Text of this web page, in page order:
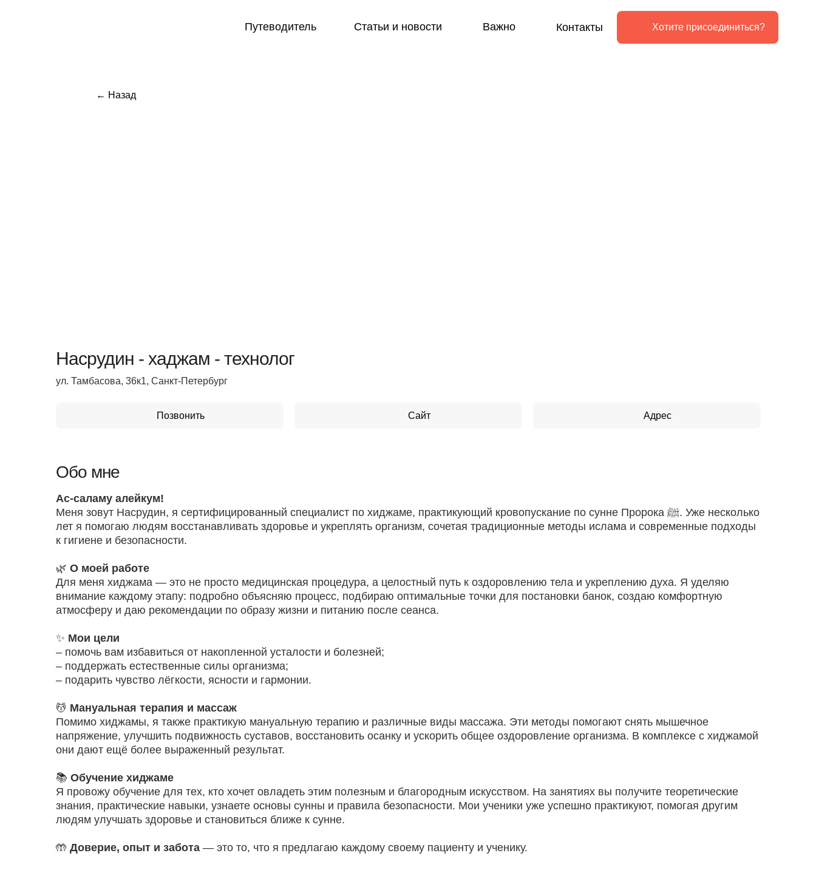
Путеводитель Контакты
Статьи и новости Хотите присоединиться?
Важно
ул. Тамбасова, 36к1, Санкт-Петербург
Насрудин - хаджам - технолог
← Назад
Позвонить Сайт Адрес
Ас-саламу алейкум!
Меня зовут Насрудин, я сертифицированный специалист по хиджаме, практикующий кровопускание по сунне Пророка ﷺ. Уже несколько
лет я помогаю людям восстанавливать здоровье и укреплять организм, сочетая традиционные методы ислама и современные подходы
к гигиене и безопасности.
🌿 О моей работе
Для меня хиджама — это не просто медицинская процедура, а целостный путь к оздоровлению тела и укреплению духа. Я уделяю
внимание каждому этапу: подробно объясняю процесс, подбираю оптимальные точки для постановки банок, создаю комфортную
атмосферу и даю рекомендации по образу жизни и питанию после сеанса.
✨ Мои цели
– помочь вам избавиться от накопленной усталости и болезней;
– поддержать естественные силы организма;
– подарить чувство лёгкости, ясности и гармонии.
💆 Мануальная терапия и массаж
Помимо хиджамы, я также практикую мануальную терапию и различные виды массажа. Эти методы помогают снять мышечное
напряжение, улучшить подвижность суставов, восстановить осанку и ускорить общее оздоровление организма. В комплексе с хиджамой
они дают ещё более выраженный результат.
📚 Обучение хиджаме
Я провожу обучение для тех, кто хочет овладеть этим полезным и благородным искусством. На занятиях вы получите теоретические
знания, практические навыки, узнаете основы сунны и правила безопасности. Мои ученики уже успешно практикуют, помогая другим
людям улучшать здоровье и становиться ближе к сунне.
🤲 Доверие, опыт и забота — это то, что я предлагаю каждому своему пациенту и ученику.
Обо мне